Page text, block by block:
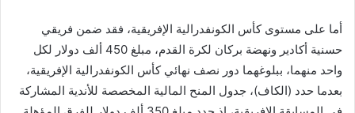
أما على مستوى كأس الكونفدرالية الإفريقية، فقد ضمن فريقي
حسنية أكادير ونهضة بركان لكرة القدم، مبلغ 450 ألف دولار لكل
واحد منهما، ببلوغهما دور نصف نهائي كأس الكونفدرالية الإفريقية،
بعدما حدد (الكاف)، جدول المنح المالية المخصصة للأندية المشاركة